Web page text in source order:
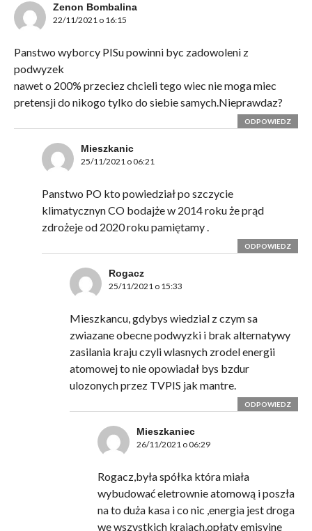
Zenon Bombalina
22/11/2021 o 16:15
Panstwo wyborcy PISu powinni byc zadowoleni z
podwyzek
nawet o 200% przeciez chcieli tego wiec nie moga miec
pretensji do nikogo tylko do siebie samych.Nieprawdaz?
ODPOWIEDZ
Mieszkanic
25/11/2021 o 06:21
Panstwo PO kto powiedział po szczycie
klimatycznyn CO bodajże w 2014 roku że prąd
zdrożeje od 2020 roku pamiętamy .
ODPOWIEDZ
Rogacz
25/11/2021 o 15:33
Mieszkancu, gdybys wiedzial z czym sa
zwiazane obecne podwyzki i brak alternatywy
zasilania kraju czyli wlasnych zrodel energii
atomowej to nie opowiadał bys bzdur
ulozonych przez TVPIS jak mantre.
ODPOWIEDZ
Mieszkaniec
26/11/2021 o 06:29
Rogacz,była spółka która miała
wybudować eletrownie atomową i poszła
na to duża kasa i co nic ,energia jest droga
we wszystkich krajach,opłaty emisyjne